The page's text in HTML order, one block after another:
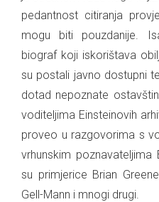
pedantnost citiranja
mogu biti pouzdanije.
biograf koji iskorištava
su postali javno dostupni
dotad nepoznate
voditeljima Einsteinovih
proveo u razgovorima s
vrhunskim
su primjerice Brian
Gell-Mann i mnogi drugi.